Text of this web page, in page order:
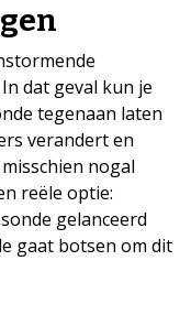
dat geval kun je
tegenaan laten
verandert en
nogal
reële optie:
gelanceerd
gaat botsen om dit